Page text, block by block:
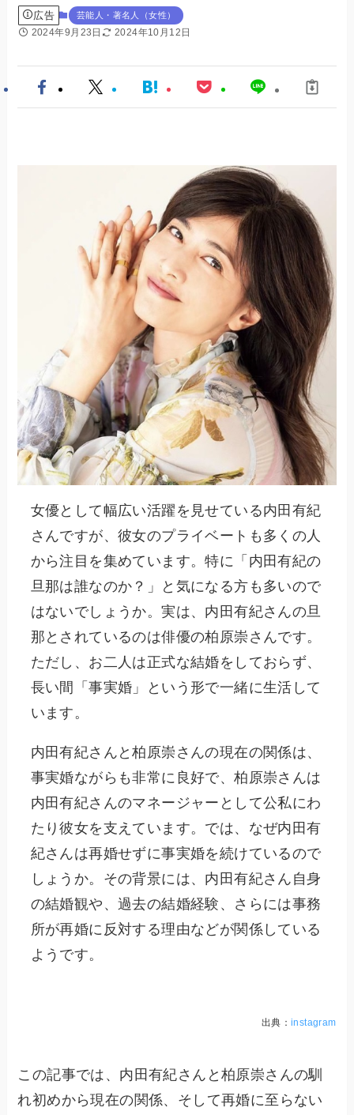
広告 芸能人・著名人（女性）
2024年9月23日 2024年10月12日
女優として幅広い活躍を見せている内田有紀
さんですが、彼女のプライベートも多くの人
から注目を集めています。特に「内田有紀の
旦那は誰なのか？」と気になる方も多いので
はないでしょうか。実は、内田有紀さんの旦
那とされているのは俳優の柏原崇さんです。
ただし、お二人は正式な結婚をしておらず、
長い間「事実婚」という形で一緒に生活して
います。
内田有紀さんと柏原崇さんの現在の関係は、
事実婚ながらも非常に良好で、柏原崇さんは
内田有紀さんのマネージャーとして公私にわ
たり彼女を支えています。では、なぜ内田有
紀さんは再婚せずに事実婚を続けているので
しょうか。その背景には、内田有紀さん自身
の結婚観や、過去の結婚経験、さらには事務
所が再婚に反対する理由などが関係している
ようです。
出典： instagram
この記事では、内田有紀さんと柏原崇さんの馴
れ初めから現在の関係、そして再婚に至らない